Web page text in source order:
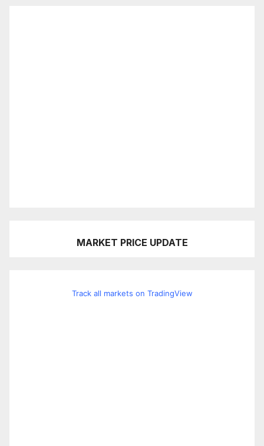
MARKET PRICE UPDATE
Track all markets on TradingView